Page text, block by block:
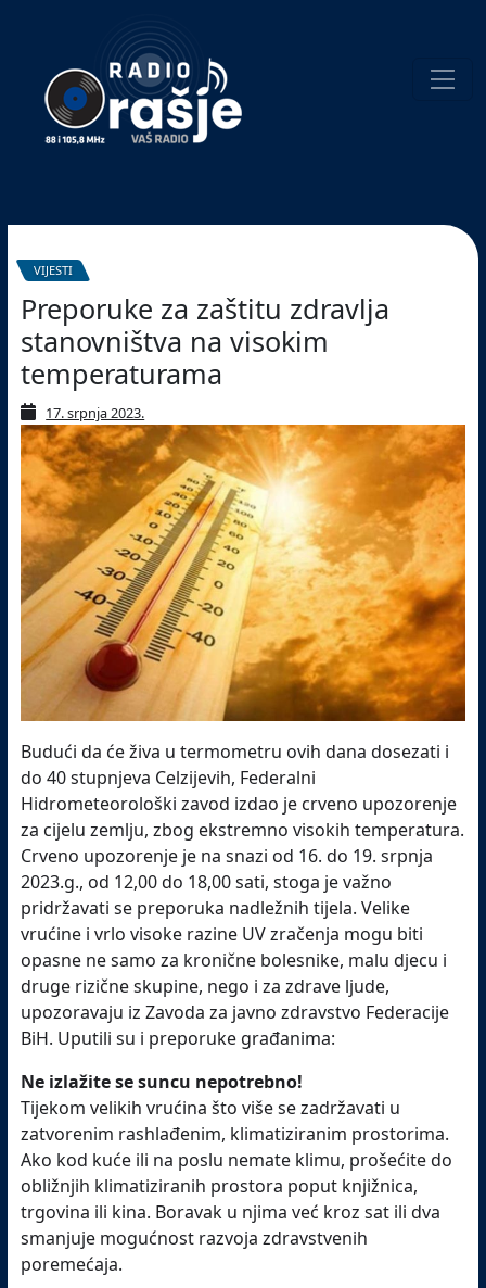
website!
VIJESTI
Preporuke za zaštitu zdravlja
stanovništva na visokim
temperaturama
17. srpnja 2023.
Budući da će živa u termometru ovih dana dosezati i
do 40 stupnjeva Celzijevih, Federalni
Hidrometeorološki zavod izdao je crveno upozorenje
za cijelu zemlju, zbog ekstremno visokih temperatura.
Crveno upozorenje je na snazi od 16. do 19. srpnja
2023.g., od 12,00 do 18,00 sati, stoga je važno
pridržavati se preporuka nadležnih tijela. Velike
vrućine i vrlo visoke razine UV zračenja mogu biti
opasne ne samo za kronične bolesnike, malu djecu i
druge rizične skupine, nego i za zdrave ljude,
upozoravaju iz Zavoda za javno zdravstvo Federacije
BiH. Uputili su i preporuke građanima:
Ne izlažite se suncu nepotrebno!
Tijekom velikih vrućina što više se zadržavati u
zatvorenim rashlađenim, klimatiziranim prostorima.
Ako kod kuće ili na poslu nemate klimu, prošećite do
obližnjih klimatiziranih prostora poput knjižnica,
trgovina ili kina. Boravak u njima već kroz sat ili dva
smanjuje mogućnost razvoja zdravstvenih
poremećaja.